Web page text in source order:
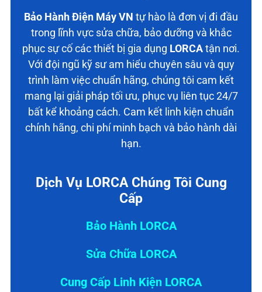
Bảo Hành Điện Máy VN tự hào là đơn vị đi đầu
trong lĩnh vực sửa chữa, bảo dưỡng và khắc
phục sự cố các thiết bị gia dụng LORCAtận nơi.
Với đội ngũ kỹ sư am hiểu chuyên sâu và quy
trình làm việc chuẩn hãng, chúng tôi cam kết
mang lại giải pháp tối ưu, phục vụ liên tục 24/7
bất kể khoảng cách. Cam kết linh kiện chuẩn
chính hãng, chi phí minh bạch và bảo hành dài
hạn.
Dịch Vụ LORCA Chúng Tôi Cung
Cấp
Bảo Hành LORCA
Sửa Chữa LORCA
Cung Cấp Linh Kiện LORCA